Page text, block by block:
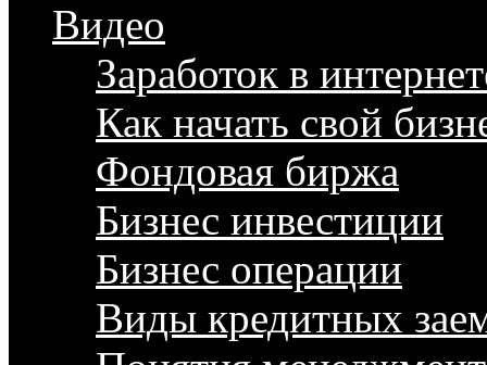
Видео
Заработок в
Как начать свой
Фондовая биржа
Бизнес инвестиции
Бизнес операции
Виды кредитных